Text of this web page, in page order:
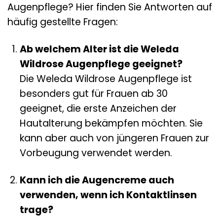
Augenpflege? Hier finden Sie Antworten auf
häufig gestellte Fragen:
Ab welchem Alter ist die Weleda
Wildrose Augenpflege geeignet?
Die Weleda Wildrose Augenpflege ist
besonders gut für Frauen ab 30
geeignet, die erste Anzeichen der
Hautalterung bekämpfen möchten. Sie
kann aber auch von jüngeren Frauen zur
Vorbeugung verwendet werden.
Kann ich die Augencreme auch
verwenden, wenn ich Kontaktlinsen
trage?